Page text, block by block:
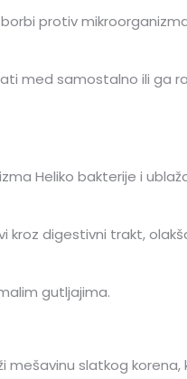
protiv
med samostalno ili ga
Heliko bakterije i
kroz digestivni trakt,
gutljajima.
mešavinu slatkog korena,